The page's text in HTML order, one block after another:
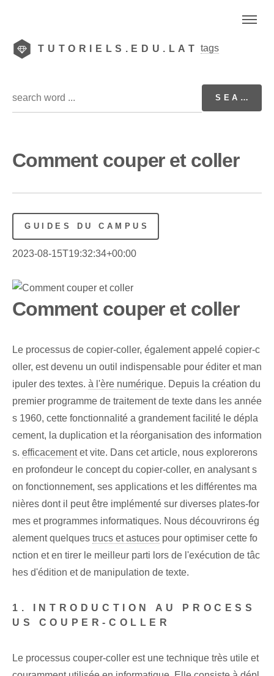
TUTORIELS.EDU.LAT tags
Comment couper et coller
GUIDES DU CAMPUS
2023-08-15T19:32:34+00:00
Comment couper et coller
Le processus de copier-coller, également appelé copier-c
oller, est devenu un outil indispensable pour éditer et man
ipuler des textes. à l'ère numérique. Depuis la création du
premier programme de traitement de texte dans les année
s 1960, cette fonctionnalité a grandement facilité le dépla
cement, la duplication et la réorganisation des information
s. efficacementet vite. Dans cet article, nous explorerons
en profondeur le concept du copier-coller, en analysant s
on fonctionnement, ses applications et les différentes ma
nières dont il peut être implémenté sur diverses plates-for
mes et programmes informatiques. Nous découvrirons ég
alement quelques trucs et astuces pour optimiser cette fo
nction et en tirer le meilleur parti lors de l'exécution de tâc
hes d'édition et de manipulation de texte.
1. INTRODUCTION AU PROCESS
US COUPER-COLLER
Le processus couper-coller est une technique très utile et